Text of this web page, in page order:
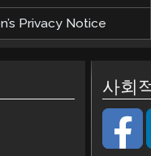
Privacy Notice
사회